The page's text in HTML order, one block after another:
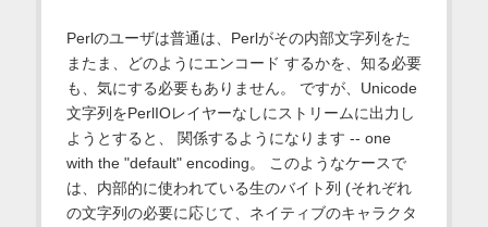
Perlのユーザは普通は、Perlがその内部文字列をた
またま、どのようにエンコード するかを、知る必要
も、気にする必要もありません。 ですが、Unicode
文字列をPerlIOレイヤーなしにストリームに出力し
ようとすると、 関係するようになります -- one
with the "default" encoding。 このようなケースで
は、内部的に使われている生のバイト列 (それぞれ
の文字列の必要に応じて、ネイティブのキャラクタ